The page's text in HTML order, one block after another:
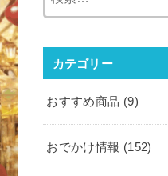
カテゴリー
おすすめ商品 (9)
おでかけ情報 (152)